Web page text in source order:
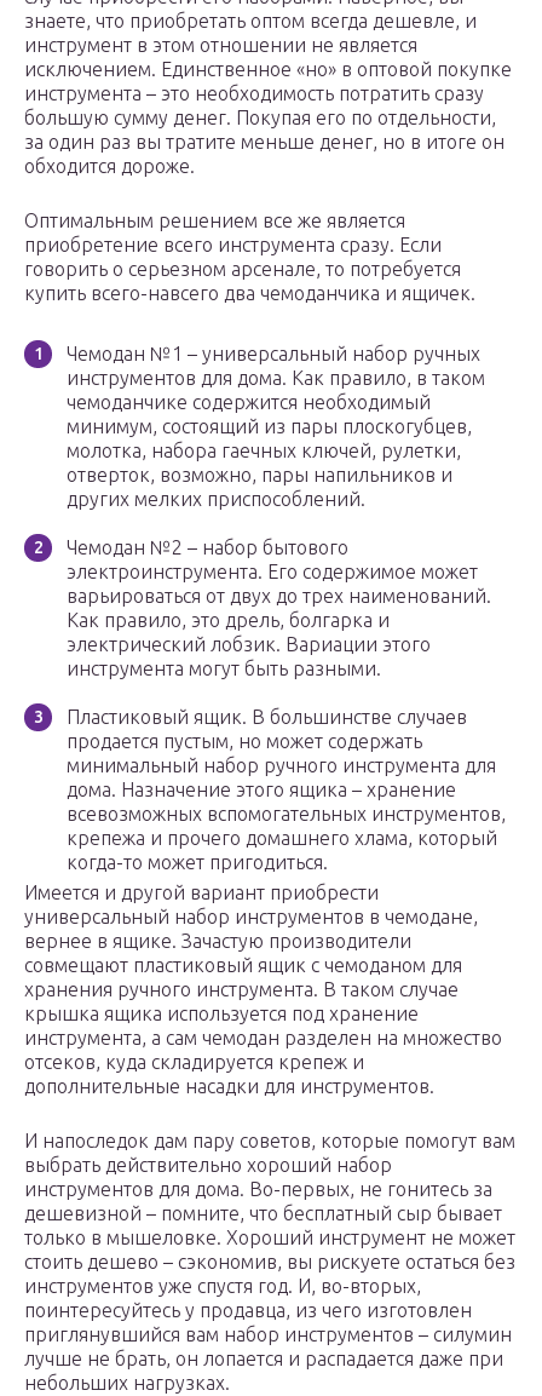
знаете, что приобретать оптом всегда дешевле, и
инструмент в этом отношении не является
исключением. Единственное «но» в оптовой покупке
инструмента – это необходимость потратить сразу
большую сумму денег. Покупая его по отдельности,
за один раз вы тратите меньше денег, но в итоге он
обходится дороже.
Оптимальным решением все же является
приобретение всего инструмента сразу. Если
говорить о серьезном арсенале, то потребуется
купить всего-навсего два чемоданчика и ящичек.
Чемодан №1 – универсальный набор ручных
инструментов для дома. Как правило, в таком
чемоданчике содержится необходимый
минимум, состоящий из пары плоскогубцев,
молотка, набора гаечных ключей, рулетки,
отверток, возможно, пары напильников и
других мелких приспособлений.
Чемодан №2 – набор бытового
электроинструмента. Его содержимое может
варьироваться от двух до трех наименований.
Как правило, это дрель, болгарка и
электрический лобзик. Вариации этого
инструмента могут быть разными.
Пластиковый ящик. В большинстве случаев
продается пустым, но может содержать
минимальный набор ручного инструмента для
дома. Назначение этого ящика – хранение
всевозможных вспомогательных инструментов,
крепежа и прочего домашнего хлама, который
когда-то может пригодиться.
Имеется и другой вариант приобрести
универсальный набор инструментов в чемодане,
вернее в ящике. Зачастую производители
совмещают пластиковый ящик с чемоданом для
хранения ручного инструмента. В таком случае
крышка ящика используется под хранение
инструмента, а сам чемодан разделен на множество
отсеков, куда складируется крепеж и
дополнительные насадки для инструментов.
И напоследок дам пару советов, которые помогут вам
выбрать действительно хороший набор
инструментов для дома. Во-первых, не гонитесь за
дешевизной – помните, что бесплатный сыр бывает
только в мышеловке. Хороший инструмент не может
стоить дешево – сэкономив, вы рискуете остаться без
инструментов уже спустя год. И, во-вторых,
поинтересуйтесь у продавца, из чего изготовлен
приглянувшийся вам набор инструментов – силумин
лучше не брать, он лопается и распадается даже при
небольших нагрузках.